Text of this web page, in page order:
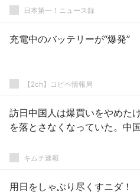
日本第一！ニュース録
充電中のバッテリーが“爆発
【2ch】コピペ情報局
訪日中国人は爆買いをやめた
を落とさなくなっていた。中
キムチ速報
用日をしゃぶり尽くすニダ